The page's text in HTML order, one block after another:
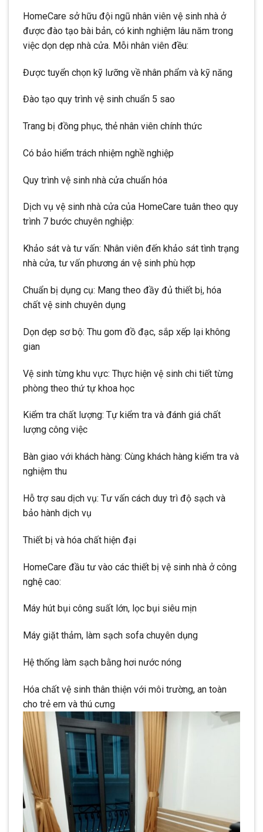
HomeCare sở hữu đội ngũ nhân viên vệ sinh nhà ở
được đào tạo bài bản, có kinh nghiệm lâu năm trong
việc dọn dẹp nhà cửa. Mỗi nhân viên đều:
Được tuyển chọn kỹ lưỡng về nhân phẩm và kỹ năng
Đào tạo quy trình vệ sinh chuẩn 5 sao
Trang bị đồng phục, thẻ nhân viên chính thức
Có bảo hiểm trách nhiệm nghề nghiệp
Quy trình vệ sinh nhà cửa chuẩn hóa
Dịch vụ vệ sinh nhà cửa của HomeCare tuân theo quy
trình 7 bước chuyên nghiệp:
Khảo sát và tư vấn: Nhân viên đến khảo sát tình trạng
nhà cửa, tư vấn phương án vệ sinh phù hợp
Chuẩn bị dụng cụ: Mang theo đầy đủ thiết bị, hóa
chất vệ sinh chuyên dụng
Dọn dẹp sơ bộ: Thu gom đồ đạc, sắp xếp lại không
gian
Vệ sinh từng khu vực: Thực hiện vệ sinh chi tiết từng
phòng theo thứ tự khoa học
Kiểm tra chất lượng: Tự kiểm tra và đánh giá chất
lượng công việc
Bàn giao với khách hàng: Cùng khách hàng kiểm tra và
nghiệm thu
Hỗ trợ sau dịch vụ: Tư vấn cách duy trì độ sạch và
bảo hành dịch vụ
Thiết bị và hóa chất hiện đại
HomeCare đầu tư vào các thiết bị vệ sinh nhà ở công
nghệ cao:
Máy hút bụi công suất lớn, lọc bụi siêu mịn
Máy giặt thảm, làm sạch sofa chuyên dụng
Hệ thống làm sạch bằng hơi nước nóng
Hóa chất vệ sinh thân thiện với môi trường, an toàn
cho trẻ em và thú cưng